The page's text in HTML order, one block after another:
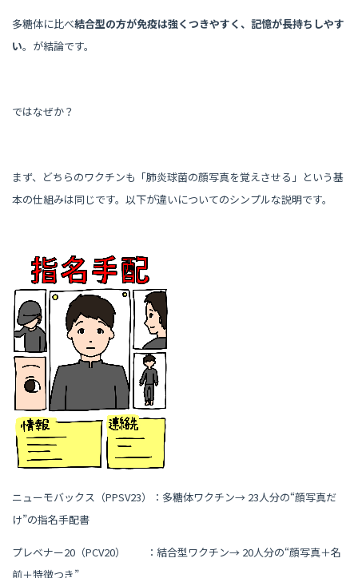
多糖体に比べ結合型の方が免疫は強くつきやすく、記憶が長持ちしやす
い。が結論です。
ではなぜか？
まず、どちらのワクチンも「肺炎球菌の顔写真を覚えさせる」という基
本の仕組みは同じです。以下が違いについてのシンプルな説明です。
ニューモバックス（PPSV23）：多糖体ワクチン→ 23人分の“顔写真だ
け”の指名手配書
プレベナー20（PCV20） ：結合型ワクチン→ 20人分の“顔写真＋名
前＋特徴つき”